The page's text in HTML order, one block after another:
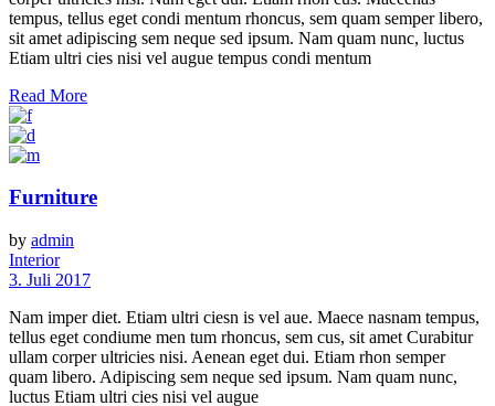
tempus, tellus eget condi mentum rhoncus, sem quam semper libero,
sit amet adipiscing sem neque sed ipsum. Nam quam nunc, luctus
Etiam ultri cies nisi vel augue tempus condi mentum
Read More
Furniture
by admin
Interior
3. Juli 2017
Nam imper diet. Etiam ultri ciesn is vel aue. Maece nasnam tempus,
tellus eget condiume men tum rhoncus, sem cus, sit amet Curabitur
ullam corper ultricies nisi. Aenean eget dui. Etiam rhon semper
quam libero. Adipiscing sem neque sed ipsum. Nam quam nunc,
luctus Etiam ultri cies nisi vel augue